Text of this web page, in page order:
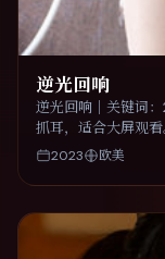
逆光回响
逆光回响｜关键词
抓耳，适合大屏观看
2023 欧美